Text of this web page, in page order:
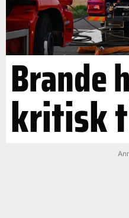
Brande
kritisk